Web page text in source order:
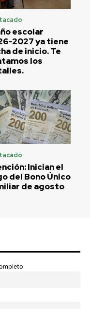
escolar
2027 ya tiene
de inicio. Te
los
Inician el
del Bono Único
de agosto